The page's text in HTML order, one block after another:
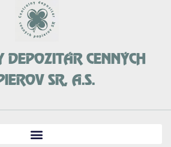
DEPOZITÁR CENNÝCH
SR, A.S.